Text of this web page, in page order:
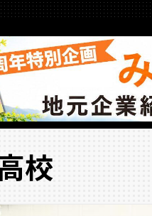
校